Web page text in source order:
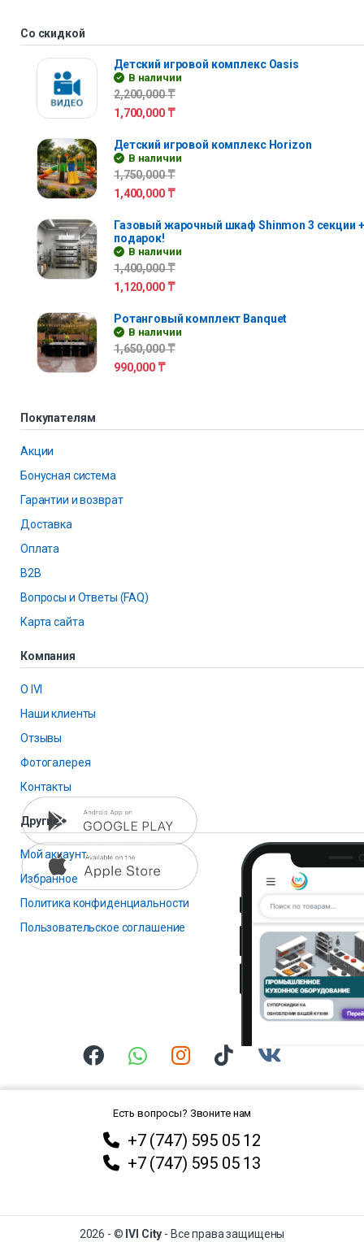
Со скидкой
Детский игровой комплекс Oasis
В наличии
2,200,000₸
1,700,000 ₸
Детский игровой комплекс Horizon
В наличии
1,750,000₸
1,400,000 ₸
Газовый жарочный шкаф Shinmon 3 секции
подарок!
В наличии
1,400,000₸
1,120,000 ₸
Ротанговый комплект Banquet
В наличии
1,650,000₸
990,000 ₸
Покупателям
Акции
Бонусная система
Гарантии и возврат
Доставка
Оплата
B2B
Вопросы и Ответы (FAQ)
Карта сайта
Компания
О IVI
Наши клиенты
Отзывы
Фотогалерея
Контакты
Другие
Мой аккаунт
Избранное
Политика конфиденциальности
Пользовательское соглашение
Есть вопросы? Звоните нам
+7 (747) 595 05 12
+7 (747) 595 05 13
2026 - © IVI City - Все права защищены